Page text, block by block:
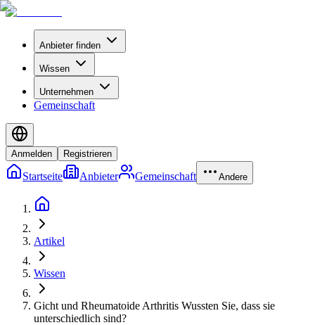
Anbieter finden
Wissen
Unternehmen
Gemeinschaft
Anmelden Registrieren
Startseite Anbieter Gemeinschaft Andere
Artikel
Wissen
Gicht und Rheumatoide Arthritis Wussten Sie, dass sie
unterschiedlich sind?